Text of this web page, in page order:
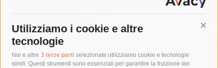
Utilizziamo i cookie e altre
tecnologie
Noi e altre 3 terze parti selezionate utilizziamo cookie e tecnologie
simili. Questi strumenti sono essenziali per garantire la fruizione dei
Napoli-Sorrento
Tag